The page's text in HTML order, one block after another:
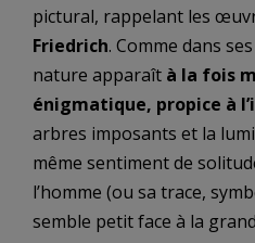
pictural, rappelant les
Friedrich. Comme dans
nature apparaît à la fois
énigmatique, propice à
arbres imposants et la
même sentiment de
l’homme (ou sa trace,
semble petit face à la